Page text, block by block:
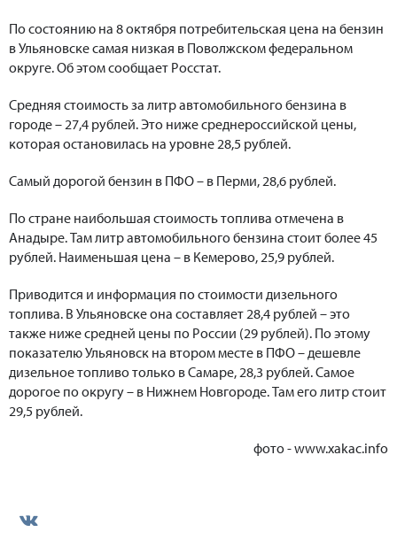
По состоянию на 8 октября потребительская цена на бензин
в Ульяновске самая низкая в Поволжском федеральном
округе. Об этом сообщает Росстат.
Средняя стоимость за литр автомобильного бензина в
городе – 27,4 рублей. Это ниже среднероссийской цены,
которая остановилась на уровне 28,5 рублей.
Самый дорогой бензин в ПФО – в Перми, 28,6 рублей.
По стране наибольшая стоимость топлива отмечена в
Анадыре. Там литр автомобильного бензина стоит более 45
рублей. Наименьшая цена – в Кемерово, 25,9 рублей.
Приводится и информация по стоимости дизельного
топлива. В Ульяновске она составляет 28,4 рублей – это
также ниже средней цены по России (29 рублей). По этому
показателю Ульяновск на втором месте в ПФО – дешевле
дизельное топливо только в Самаре, 28,3 рублей. Самое
дорогое по округу – в Нижнем Новгороде. Там его литр стоит
29,5 рублей.
фото - www.xakac.info